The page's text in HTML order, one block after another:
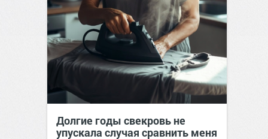
Долгие годы свекровь не
упускала случая сравнить меня